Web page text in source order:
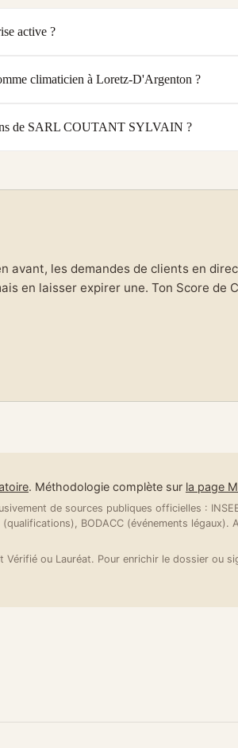
active ?
climaticien à Loretz-D'Argenton ?
de SARL COUTANT SYLVAIN ?
avant, les demandes de clients en
en laisser expirer une. Ton Score de
. Méthodologie complète sur la page
de sources publiques officielles :
BODACC (événements légaux).
ou Lauréat. Pour enrichir le dossier ou